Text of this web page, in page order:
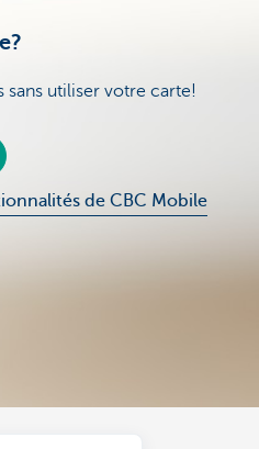
sans utiliser votre carte!
de CBC Mobile